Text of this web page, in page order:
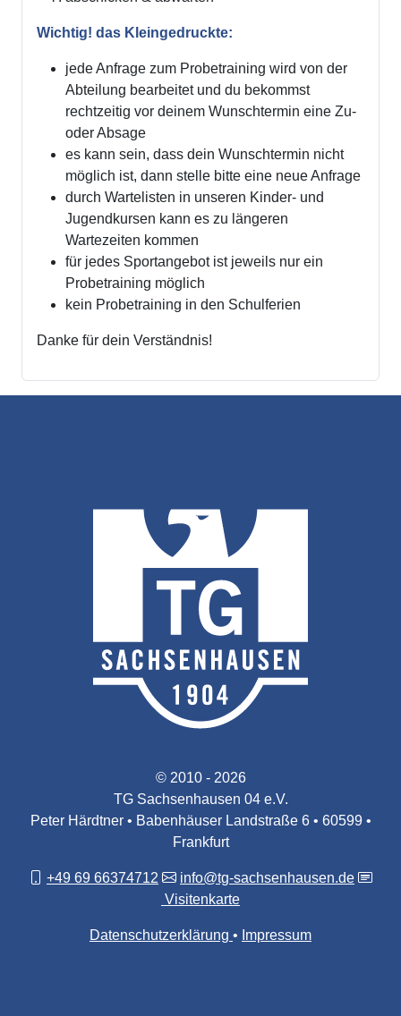
Wichtig! das Kleingedruckte:
jede Anfrage zum Probetraining wird von der
Abteilung bearbeitet und du bekommst
rechtzeitig vor deinem Wunschtermin eine Zu-
oder Absage
es kann sein, dass dein Wunschtermin nicht
möglich ist, dann stelle bitte eine neue Anfrage
durch Wartelisten in unseren Kinder- und
Jugendkursen kann es zu längeren
Wartezeiten kommen
für jedes Sportangebot ist jeweils nur ein
Probetraining möglich
kein Probetraining in den Schulferien
Danke für dein Verständnis!
© 2010 - 2026
TG Sachsenhausen 04 e.V.
Peter Härdtner • Babenhäuser Landstraße 6 • 60599 •
Frankfurt
+49 69 66374712
info@tg-sachsenhausen.de
Visitenkarte
Datenschutzerklärung Impressum